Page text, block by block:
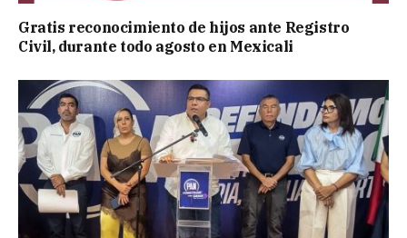
Gratis reconocimiento de hijos ante Registro
Civil, durante todo agosto en Mexicali